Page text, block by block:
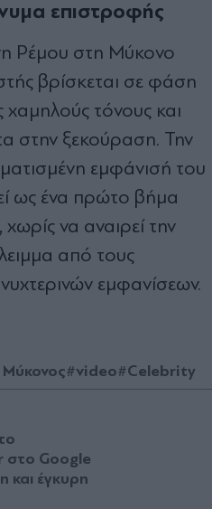
επιστροφής
Ρέμου στη Μύκονο
βρίσκεται σε φάση
τόνους και
στην ξεκούραση. Την
εμφάνισή του
ως ένα πρώτο βήμα
να αναιρεί την
από τους
εμφανίσεων.
Μύκονος#video#Celebrity
Google
και έγκυρη